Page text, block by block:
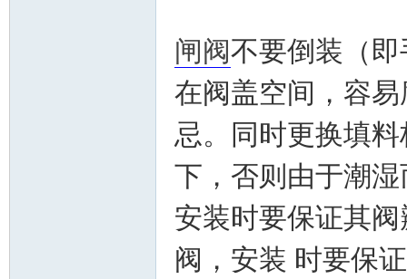
闸阀不要倒装（
在阀盖空间，容
忌。同时更换填
下，否则由于潮
安装时要保证其
阀，安装 时要保